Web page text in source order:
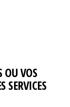
OU VOS
SERVICES